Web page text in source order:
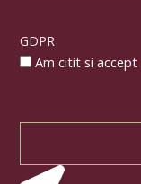
GDPR
Am citit si accept